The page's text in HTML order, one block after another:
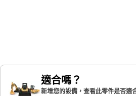
適合嗎？
新增您的設備，查看此零件是否適